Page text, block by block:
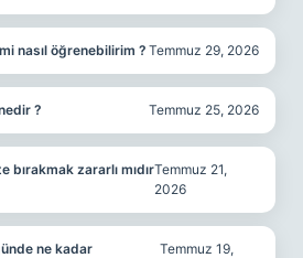
nasıl öğrenebilirim ? Temmuz 29, 2026
? Temmuz 25, 2026
bırakmak zararlı mıdırTemmuz 21,
2026
ne kadar
Temmuz 19,